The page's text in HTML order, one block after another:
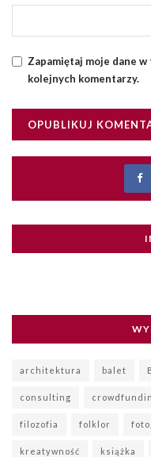
Zapamiętaj moje dane
kolejnych komentarzy.
architektura balet
consulting
filozofia folklor
kreatywność książka